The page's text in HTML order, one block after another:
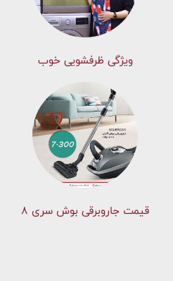
ویژگی ظرفشویی خوب
قیمت جاروبرقی بوش سری ۸